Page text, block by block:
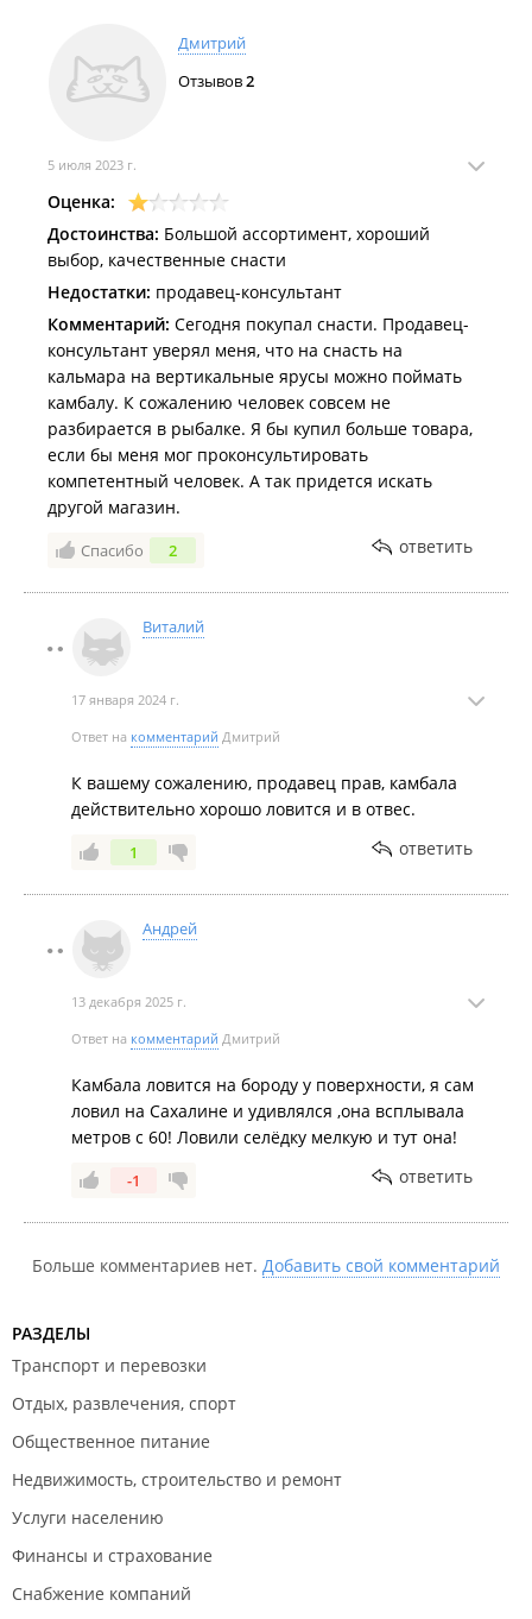
Дмитрий
Отзывов2
5 июля 2023 г.
Оценка:
Достоинства: Большой ассортимент, хороший
выбор, качественные снасти
Недостатки: продавец-консультант
Комментарий: Сегодня покупал снасти. Продавец-
консультант уверял меня, что на снасть на
кальмара на вертикальные ярусы можно поймать
камбалу. К сожалению человек совсем не
разбирается в рыбалке. Я бы купил больше товара,
если бы меня мог проконсультировать
компетентный человек. А так придется искать
другой магазин.
Спасибо 2 ответить
Виталий
17 января 2024 г.
Ответ на комментарий Дмитрий
К вашему сожалению, продавец прав, камбала
действительно хорошо ловится и в отвес.
1 ответить
Андрей
13 декабря 2025 г.
Ответ на комментарий Дмитрий
Камбала ловится на бороду у поверхности, я сам
ловил на Сахалине и удивлялся ,она всплывала
метров с 60! Ловили селёдку мелкую и тут она!
-1 ответить
Больше комментариев нет. Добавить свой комментарий
РАЗДЕЛЫ
Транспорт и перевозки
Отдых, развлечения, спорт
Общественное питание
Недвижимость, строительство и ремонт
Услуги населению
Финансы и страхование
Снабжение компаний